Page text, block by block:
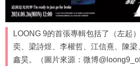
LOONG 9的首張專輯包括了（左起
奕、梁詩煜、李權哲、江信熹、陳
鑫昊。（圖片來源：微博